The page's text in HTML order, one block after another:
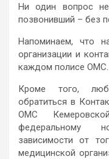
Ни один вопрос
позвонивший – без
Напоминаем, что
организации и
каждом полисе ОМС.
Кроме того,
обратиться в
ОМС
федеральному
зависимости от
медицинской